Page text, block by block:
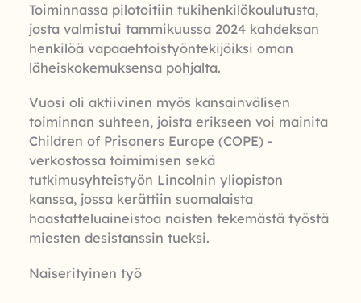
Toiminnassa pilotoitiin tukihenkilökoulutusta,
josta valmistui tammikuussa 2024 kahdeksan
henkilöä vapaaehtoistyöntekijöiksi oman
läheiskokemuksensa pohjalta.
Vuosi oli aktiivinen myös kansainvälisen
toiminnan suhteen, joista erikseen voi mainita
Children of Prisoners Europe (COPE) -
verkostossa toimimisen sekä
tutkimusyhteistyön Lincolnin yliopiston
kanssa, jossa kerättiin suomalaista
haastatteluaineistoa naisten tekemästä työstä
miesten desistanssin tueksi.
Naiserityinen työ